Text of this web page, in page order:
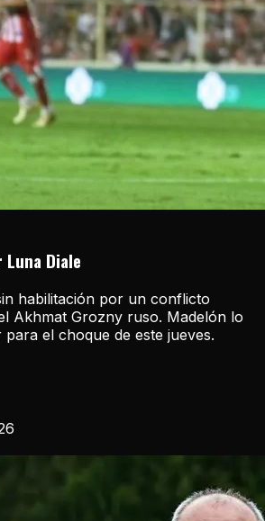
Diale
habilitación por un conflicto
Akhmat Grozny ruso. Madelón lo
el choque de este jueves.